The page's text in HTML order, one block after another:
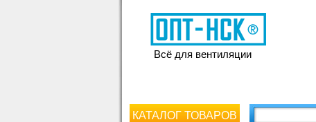
Всё для вентиляции
КАТАЛОГ ТОВАРОВ